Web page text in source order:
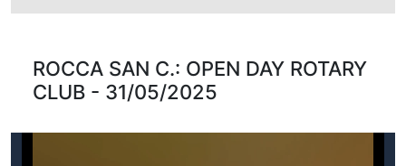
ROCCA SAN C.: OPEN DAY ROTARY
CLUB - 31/05/2025